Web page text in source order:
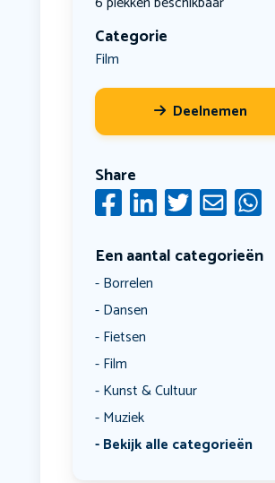
Categorie
Film
Deelnemen
Share
Een aantal categorieën
Borrelen
Dansen
Fietsen
Film
Kunst & Cultuur
Muziek
Bekijk alle categorieën